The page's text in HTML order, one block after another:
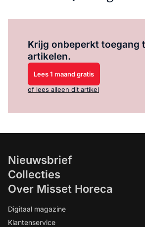
Krijg onbeperkt toegang
artikelen.
Lees 1 maand gratis
of lees alleen dit artikel
Nieuwsbrief
Collecties
Over Misset Horeca
Digitaal magazine
Klantenservice